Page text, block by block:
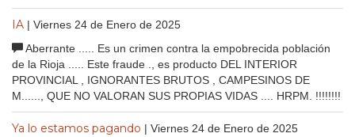
IA | Viernes 24 de Enero de 2025
Aberrante ..... Es un crimen contra la empobrecida población
de la Rioja ..... Este fraude ., es producto DEL INTERIOR
PROVINCIAL , IGNORANTES BRUTOS , CAMPESINOS DE
M......, QUE NO VALORAN SUS PROPIAS VIDAS .... HRPM. !!!!!!!!
Ya lo estamos pagando | Viernes 24 de Enero de 2025